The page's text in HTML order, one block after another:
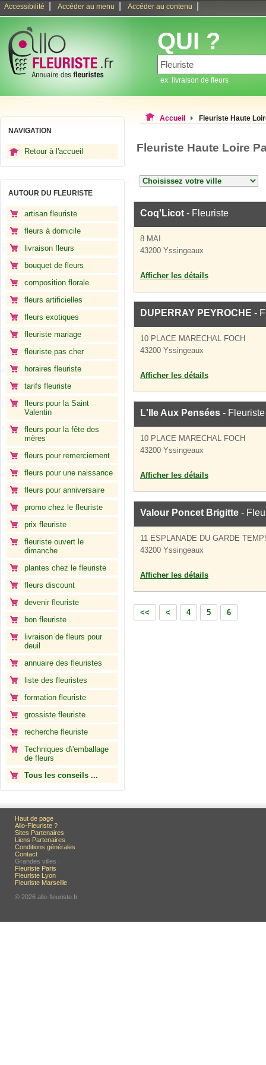
Accessibilité Accéder au menu Accéder au contenu
QUI ?
ex: livraison de fleurs
NAVIGATION
Retour à l'accueil
AUTOUR DU FLEURISTE
artisan fleuriste
fleurs à domicile
livraison fleurs
bouquet de fleurs
composition florale
fleurs artificielles
fleurs exotiques
fleuriste mariage
fleuriste pas cher
horaires fleuriste
tarifs fleuriste
fleurs pour la Saint
Valentin
fleurs pour la fête des
mères
fleurs pour remerciement
fleurs pour une naissance
fleurs pour anniversaire
promo chez le fleuriste
prix fleuriste
fleuriste ouvert le
dimanche
plantes chez le fleuriste
fleurs discount
devenir fleuriste
bon fleuriste
livraison de fleurs pour
deuil
annuaire des fleuristes
liste des fleuristes
formation fleuriste
grossiste fleuriste
recherche fleuriste
Techniques d\'emballage
de fleurs
Tous les conseils ...
Accueil Fleuriste Haute
Fleuriste Haute Loire
Coq'Licot - Fleuriste
8 MAI
43200 Yssingeaux
Afficher les détails
DUPERRAY PEYROCHE -
10 PLACE MARECHAL FOCH
43200 Yssingeaux
Afficher les détails
L'Ile Aux Pensées - Fleuriste
10 PLACE MARECHAL FOCH
43200 Yssingeaux
Afficher les détails
Valour Poncet Brigitte -
11 ESPLANADE DU GARDE
43200 Yssingeaux
Afficher les détails
<< < 4 5 6
Haut de page
Allo-Fleuriste ?
Sites Partenaires
Liens Partenaires
Conditions générales
Contact
Grandes villes :
Fleuriste Paris
Fleuriste Lyon
Fleuriste Marseille
© 2026 allo-fleuriste.fr